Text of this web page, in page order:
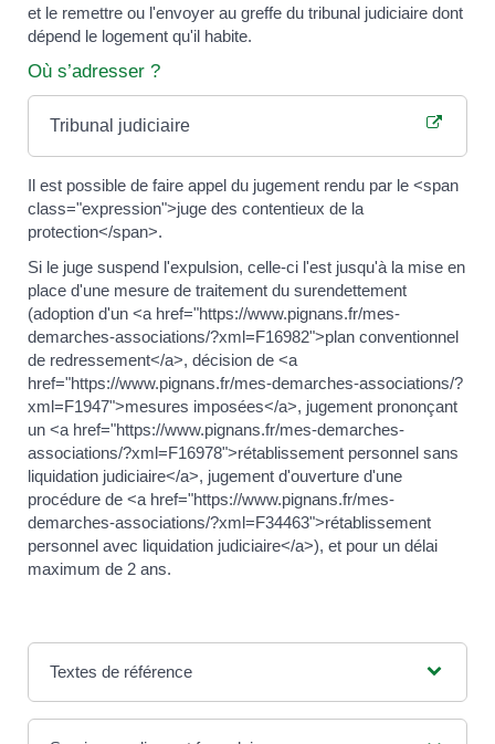
et le remettre ou l'envoyer au greffe du tribunal judiciaire dont
dépend le logement qu'il habite.
Où s’adresser ?
Tribunal judiciaire
Il est possible de faire appel du jugement rendu par le <span
class="expression">juge des contentieux de la
protection</span>.
Si le juge suspend l'expulsion, celle-ci l'est jusqu'à la mise en
place d'une mesure de traitement du surendettement
(adoption d'un <a href="https://www.pignans.fr/mes-
demarches-associations/?xml=F16982">plan conventionnel
de redressement</a>, décision de <a
href="https://www.pignans.fr/mes-demarches-associations/?
xml=F1947">mesures imposées</a>, jugement prononçant
un <a href="https://www.pignans.fr/mes-demarches-
associations/?xml=F16978">rétablissement personnel sans
liquidation judiciaire</a>, jugement d'ouverture d'une
procédure de <a href="https://www.pignans.fr/mes-
demarches-associations/?xml=F34463">rétablissement
personnel avec liquidation judiciaire</a>), et pour un délai
maximum de 2 ans.
Textes de référence